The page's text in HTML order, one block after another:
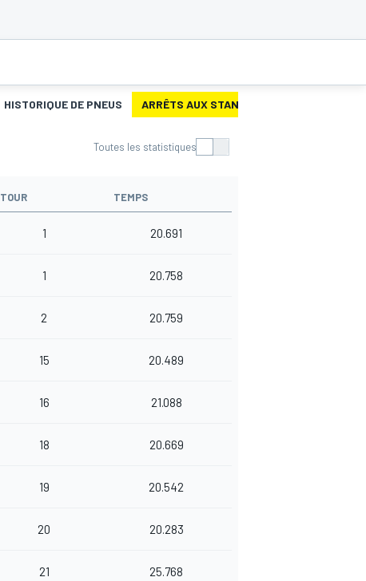
HISTORIQUE DE PNEUS ARRÊTS AUX STANDS
Toutes les statistiques
TOUR TEMPS
1 20.691
1 20.758
2 20.759
15 20.489
16 21.088
18 20.669
19 20.542
20 20.283
21 25.768